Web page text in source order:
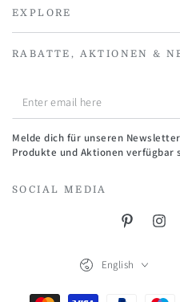
EXPLORE
RABATTE, AKTIONEN &
Enter
email
here
Melde dich für unseren
Produkte und Aktionen verfügbar
SOCIAL MEDIA
Pinterest
English